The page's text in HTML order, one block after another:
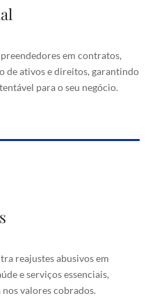
em contratos,
de ativos e direitos, garantindo
para o seu negócio.
proteção de ativos
e crescimento
o seu negócio.
reajustes abusivos em
e serviços essenciais,
valores cobrados.
Abusivos
de saúde e serviços
e justiça nos valores